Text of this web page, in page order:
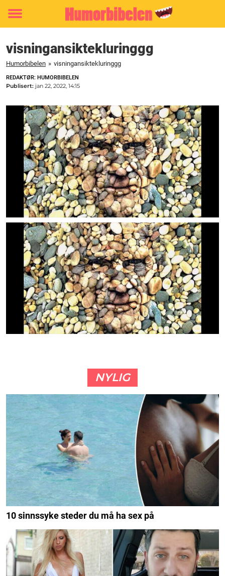
Toggle
visningansiktekluringgg
Humorbibelen » visningansiktekluringgg
REDAKTØR: HUMORBIBELEN
Publisert: jan 22, 2022, 14:15
NYLIG
10 sinnssyke steder du må ha sex på